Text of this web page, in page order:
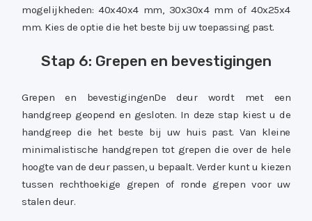
mogelijkheden: 40x40x4 mm, 30x30x4 mm of 40x25x4
mm. Kies de optie die het beste bij uw toepassing past.
Stap 6: Grepen en bevestigingen
Grepen en bevestigingenDe deur wordt met een
handgreep geopend en gesloten. In deze stap kiest u de
handgreep die het beste bij uw huis past. Van kleine
minimalistische handgrepen tot grepen die over de hele
hoogte van de deur passen, u bepaalt. Verder kunt u kiezen
tussen rechthoekige grepen of ronde grepen voor uw
stalen deur.